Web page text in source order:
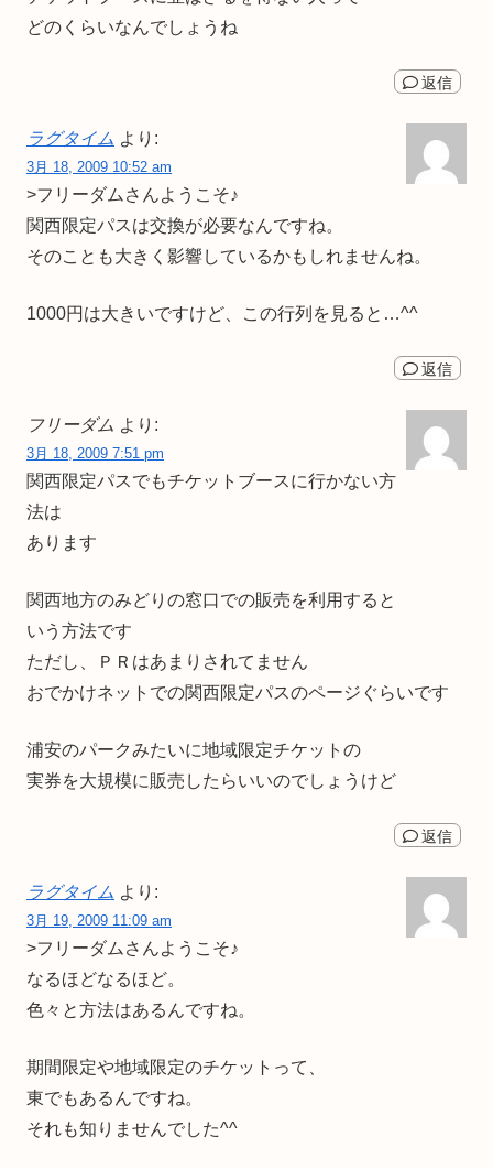
どのくらいなんでしょうね
返信
ラグタイム より:
3月 18, 2009 10:52 am
>フリーダムさんようこそ♪
関西限定パスは交換が必要なんですね。
そのことも大きく影響しているかもしれませんね。
1000円は大きいですけど、この行列を見ると…^^
返信
フリーダム より:
3月 18, 2009 7:51 pm
関西限定パスでもチケットブースに行かない方
法は
あります
関西地方のみどりの窓口での販売を利用すると
いう方法です
ただし、ＰＲはあまりされてません
おでかけネットでの関西限定パスのページぐらいです
浦安のパークみたいに地域限定チケットの
実券を大規模に販売したらいいのでしょうけど
返信
ラグタイム より:
3月 19, 2009 11:09 am
>フリーダムさんようこそ♪
なるほどなるほど。
色々と方法はあるんですね。
期間限定や地域限定のチケットって、
東でもあるんですね。
それも知りませんでした^^